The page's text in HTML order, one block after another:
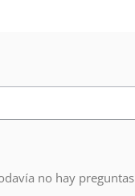
no hay preguntas